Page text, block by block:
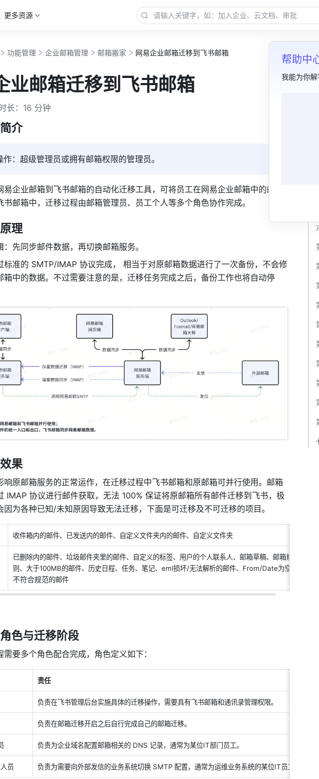
更多资源
帮助中
我能为你解
功能管理 企业邮箱管理 邮箱搬家 网易企业邮箱迁移到飞书邮箱
业邮箱迁移到飞书邮箱
长：16 分钟
介
作：超级管理员或拥有邮箱权限的管理员。
易企业邮箱到飞书邮箱的自动化迁移工具，可将员工在网易企业邮箱中的邮件
书邮箱中，迁移过程由邮箱管理员、员工个人等多个角色协作完成。
理
：先同步邮件数据，再切换邮箱服务。
标准的 SMTP/IMAP 协议完成， 相当于对原邮箱数据进行了一次备份，不会修
箱中的数据。不过需要注意的是，迁移任务完成之后，备份工作也将自动停
果
响原邮箱服务的正常运作，在迁移过程中飞书邮箱和原邮箱可并行使用。邮箱
IMAP 协议进行邮件获取，无法 100% 保证将原邮箱所有邮件迁移到飞书，极
因为各种已知/未知原因导致无法迁移，下面是可迁移及不可迁移的项目。
收件箱内的邮件、已发送内的邮件、自定义文件夹内的邮件、自定义文件夹
已删除内的邮件、垃圾邮件夹里的邮件、自定义的标签、用户的个人联系人、邮箱草稿、邮箱规
则、大于100MB的邮件、历史日程、任务、笔记、eml损坏/无法解析的邮件、From/Date为空等
不符合规范的邮件
色与迁移阶段
需要多个角色配合完成，角色定义如下：
责任
负责在飞书管理后台实施具体的迁移操作，需要具有飞书邮箱和通讯录管理权限。
负责在邮箱迁移开启之后自行完成自己的邮箱迁移。
负责为企业域名配置邮箱相关的 DNS 记录，通常为某位IT部门员工。
员 负责为需要向外部发信的业务系统切换 SMTP 配置，通常为运维业务系统的某位IT员工。